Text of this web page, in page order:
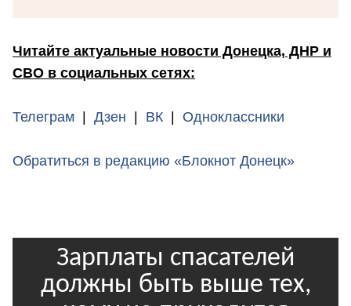
Читайте актуальные новости Донецка, ДНР и
СВО в социальных сетях:
Телеграм | Дзен | ВК | Одноклассники
Обратиться в редакцию «Блокнот Донецк»